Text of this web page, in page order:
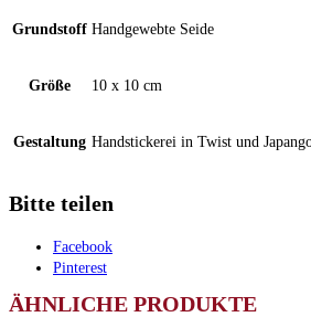
Grundstoff Handgewebte Seide
Größe 10 x 10 cm
Gestaltung Handstickerei in Twist und
Bitte teilen
Facebook
Pinterest
ÄHNLICHE PRODUKTE